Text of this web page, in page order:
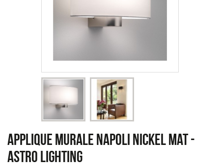
Applique murale Napoli nickel mat-
Astro Lighting